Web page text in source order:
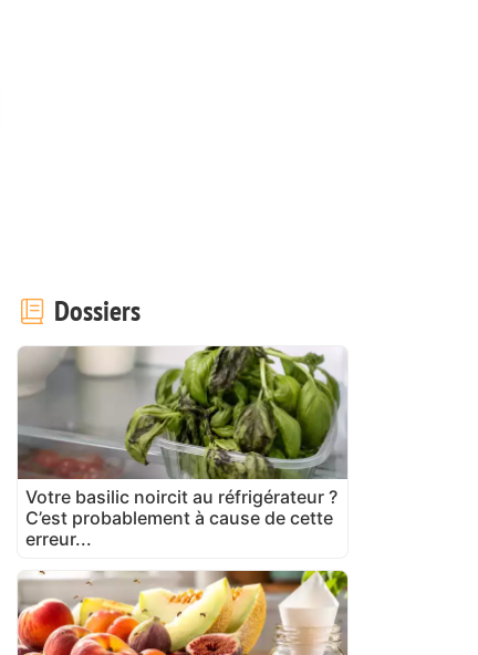
Dossiers
Votre basilic noircit au réfrigérateur ?
C’est probablement à cause de cette
erreur...